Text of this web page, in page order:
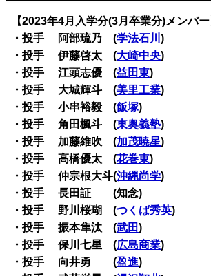
【2023年4月入学分(3月卒業分)メンバー
・投手 阿部琉乃 (学法石川)
・投手 伊藤啓太 (大崎中央)
・投手 江頭志優 (益田東)
・投手 大城輝斗 (美里工業)
・投手 小串裕毅 (飯塚)
・投手 角田楓斗 (東奥義塾)
・投手 加藤維吹 (加茂暁星)
・投手 高橋優太 (花巻東)
・投手 仲宗根大斗(沖縄尚学)
・投手 長田証 (知念)
・投手 野川桜瑚 (つくば秀英)
・投手 振本隼汰 (武田)
・投手 保川七星 (広島商業)
・投手 向井勇 (盈進)